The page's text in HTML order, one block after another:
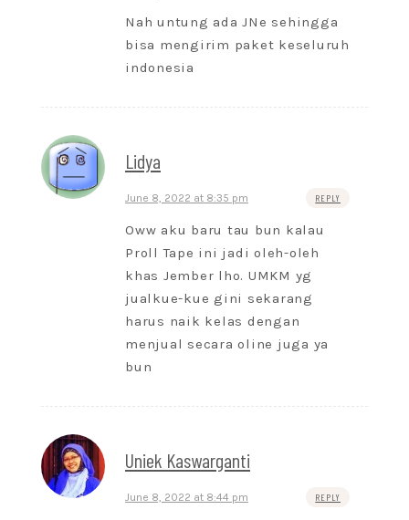
Nah untung ada JNe sehingga
bisa mengirim paket keseluruh
indonesia
Lidya
June 8, 2022 at 8:35 pm REPLY
Oww aku baru tau bun kalau
Proll Tape ini jadi oleh-oleh
khas Jember lho. UMKM yg
jualkue-kue gini sekarang
harus naik kelas dengan
menjual secara oline juga ya
bun
Uniek Kaswarganti
June 8, 2022 at 8:44 pm REPLY